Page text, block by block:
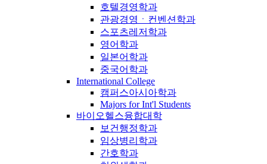
호텔경영학과
관광경영ㆍ컨벤션학과
스포츠레저학과
영어학과
일본어학과
중국어학과
International College
캠퍼스아시아학과
Majors for Int'l Students
바이오헬스융합대학
보건행정학과
임상병리학과
간호학과